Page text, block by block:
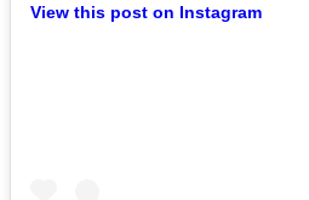
View this post on Instagram